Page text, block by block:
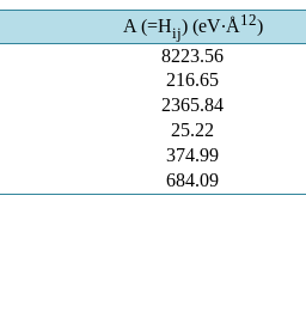
A (=Hij) (eV∙Å 12)
8223.56
216.65
2365.84
25.22
374.99
684.09